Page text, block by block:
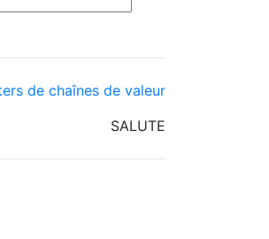
de chaînes de valeur
SALUTE